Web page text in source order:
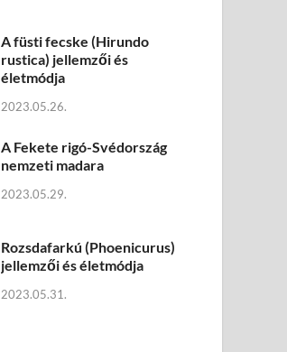
A füsti fecske (Hirundo
rustica) jellemzői és
életmódja
2023.05.26.
A Fekete rigó-Svédország
nemzeti madara
2023.05.29.
Rozsdafarkú (Phoenicurus)
jellemzői és életmódja
2023.05.31.